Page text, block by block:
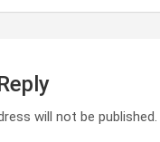
will not be published.